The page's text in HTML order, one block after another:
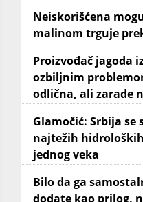
Neiskorišćena
malinom trguje
Proizvođač jagoda
ozbiljnim
odlična, ali zarade
Glamočić: Srbija se
najtežih
jednog veka
Bilo da ga
dodate kao prilog,